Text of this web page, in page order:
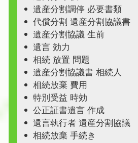
遺産分割調停 必要書類
代償分割 遺産分割協議書
遺産分割協議 生前
遺言 効力
相続 放置 問題
遺産分割協議書 相続人
相続放棄 費用
特別受益 時効
公正証書遺言 作成
遺言執行者 遺産分割協議
相続放棄 手続き